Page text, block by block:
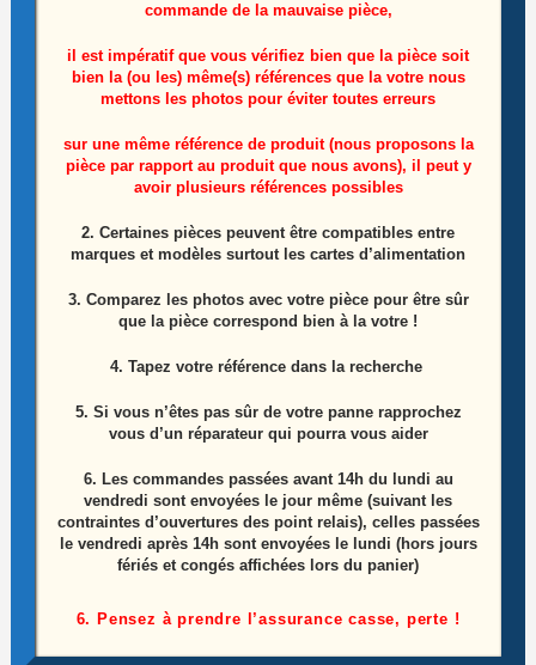
Ensemble nappes de connexion des cartes du
Lire la suite
commande de la mauvaise pièce,
il est impératif que vous vérifiez bien que la pièce soit
bien la (ou les) même(s) références que la votre nous
mettons les photos pour éviter toutes erreurs
sur une même référence de produit (nous proposons la
pièce par rapport au produit que nous avons), il peut y
avoir plusieurs références possibles
2. Certaines pièces peuvent être compatibles entre
marques et modèles surtout les cartes d’alimentation
3. Comparez les photos avec votre pièce pour être sûr
que la pièce correspond bien à la votre !
4. Tapez votre référence dans la recherche
5. Si vous n’êtes pas sûr de votre panne rapprochez
vous d’un réparateur qui pourra vous aider
6. Les commandes passées avant 14h du lundi au
vendredi sont envoyées le jour même (suivant les
contraintes d’ouvertures des point relais), celles passées
le vendredi après 14h sont envoyées le lundi (hors jours
fériés et congés affichées lors du panier)
6. Pensez à prendre l’assurance casse, perte !